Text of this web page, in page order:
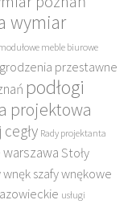
wymiar
meble biurowe
przestawne
podłogi
projektowa
Rady projektanta
Stoły
wnęk szafy wnękowe
usługi